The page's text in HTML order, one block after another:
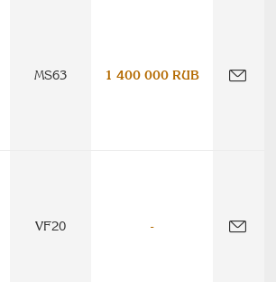
MS63 1 400 000 RUB
VF20 -